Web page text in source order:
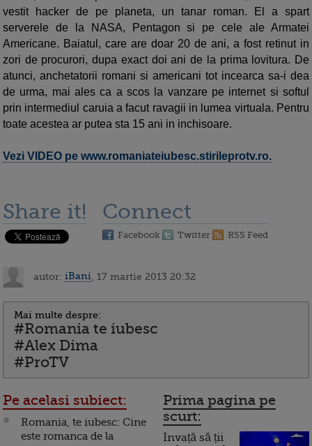
vestit hacker de pe planeta, un tanar roman. El a spart
serverele de la NASA, Pentagon si pe cele ale Armatei
Americane. Baiatul, care are doar 20 de ani, a fost retinut in
zori de procurori, dupa exact doi ani de la prima lovitura. De
atunci, anchetatorii romani si americani tot incearca sa-i dea
de urma, mai ales ca a scos la vanzare pe internet si softul
prin intermediul caruia a facut ravagii in lumea virtuala. Pentru
toate acestea ar putea sta 15 ani in inchisoare.
Vezi VIDEO pe www.romaniateiubesc.stirileprotv.ro.
Share it! Connect
Facebook Twitter RSS Feed
autor: iBani , 17 martie 2013 20:32
Mai multe despre:
#Romania te iubesc
#Alex Dima
#ProTV
Pe acelasi subiect:
Romania, te iubesc: Cine
este romanca de la
Prima pagina pe
scurt:
Invață să ții